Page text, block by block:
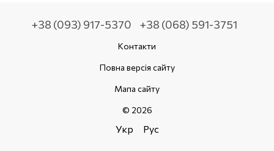
+38 (093) 917-5370 +38 (068) 591-3751
Контакти
Повна версія сайту
Мапа сайту
© 2026
Укр Рус